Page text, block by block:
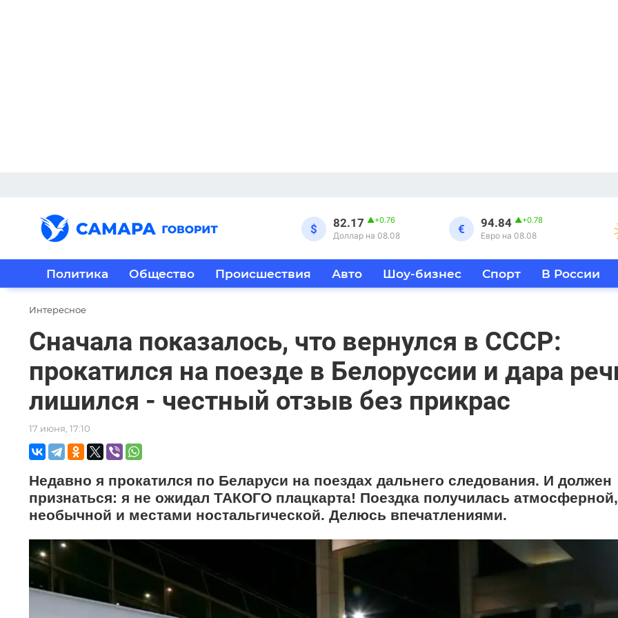
$ 82.17 ▲+0.76
Доллар на 08.08 € 94.84 ▲+0.78
Евро на 08.08
Политика Общество Происшествия Авто Шоу-бизнес Спорт В России
Интересное
Сначала показалось, что вернулся в СССР:
прокатился на поезде в Белоруссии и дара
лишился - честный отзыв без прикрас
17 июня, 17:10
Недавно я прокатился по Беларуси на поездах дальнего следования. И должен
признаться: я не ожидал ТАКОГО плацкарта! Поездка получилась атмосферной,
необычной и местами ностальгической. Делюсь впечатлениями.